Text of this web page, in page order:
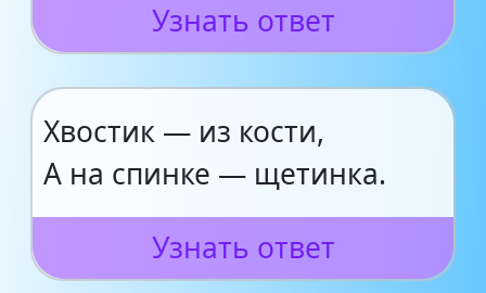
Узнать ответ
Хвостик — из кости,
А на спинке — щетинка.
Узнать ответ